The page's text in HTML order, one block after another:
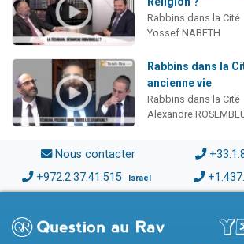
Rabbins dans la Cité
Yossef NABETH
Rabbins dans la
ancienne vie
Rabbins dans la Cité
Alexandre
Nous contacter
+972.2.37.41.515 Israël